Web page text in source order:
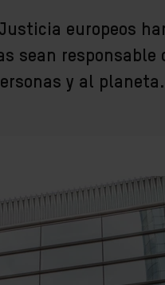
europeos
sean
y al planeta.